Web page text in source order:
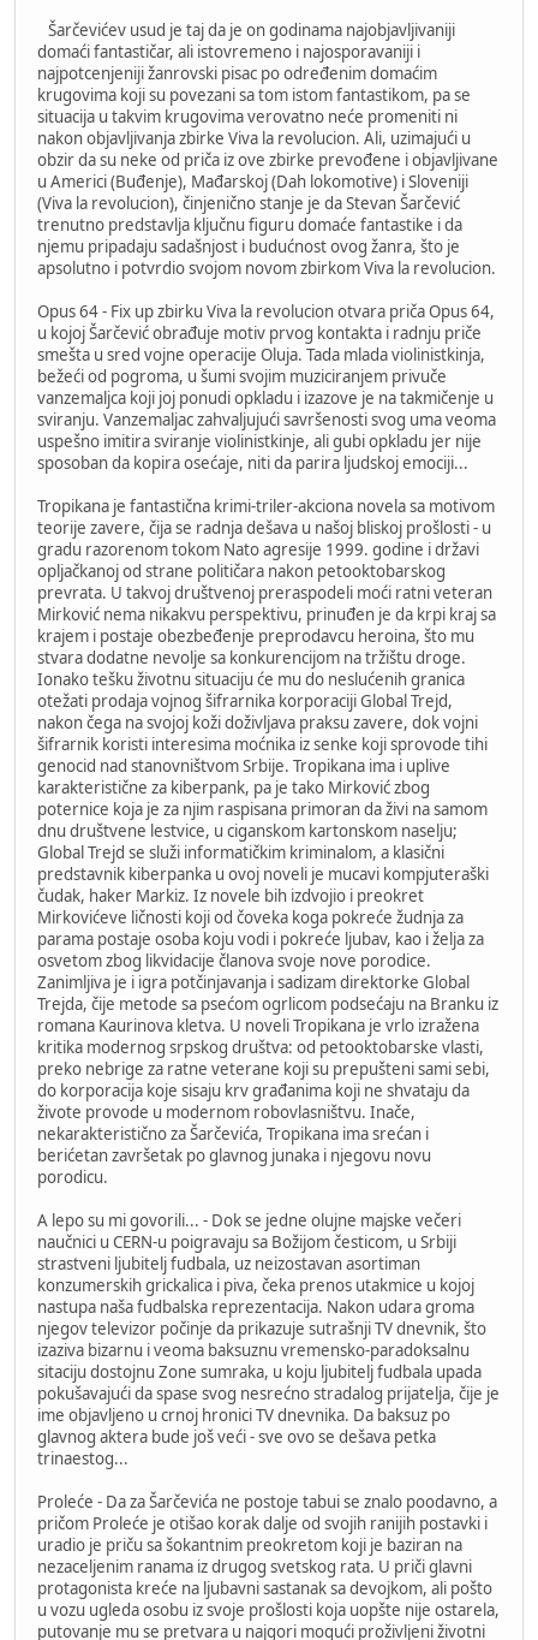
Šarčevićev usud je taj da je on godinama najobjavljivaniji
domaći fantastičar, ali istovremeno i najosporavaniji i
najpotcenjeniji žanrovski pisac po određenim domaćim
krugovima koji su povezani sa tom istom fantastikom, pa se
situacija u takvim krugovima verovatno neće promeniti ni
nakon objavljivanja zbirke Viva la revolucion. Ali, uzimajući u
obzir da su neke od priča iz ove zbirke prevođene i objavljivane
u Americi (Buđenje), Mađarskoj (Dah lokomotive) i Sloveniji
(Viva la revolucion), činjenično stanje je da Stevan Šarčević
trenutno predstavlja ključnu figuru domaće fantastike i da
njemu pripadaju sadašnjost i budućnost ovog žanra, što je
apsolutno i potvrdio svojom novom zbirkom Viva la revolucion.
Opus 64 - Fix up zbirku Viva la revolucion otvara priča Opus 64,
u kojoj Šarčević obrađuje motiv prvog kontakta i radnju priče
smešta u sred vojne operacije Oluja. Tada mlada violinistkinja,
bežeći od pogroma, u šumi svojim muziciranjem privuče
vanzemaljca koji joj ponudi opkladu i izazove je na takmičenje u
sviranju. Vanzemaljac zahvaljujući savršenosti svog uma veoma
uspešno imitira sviranje violinistkinje, ali gubi opkladu jer nije
sposoban da kopira osećaje, niti da parira ljudskoj emociji...
Tropikana je fantastična krimi-triler-akciona novela sa motivom
teorije zavere, čija se radnja dešava u našoj bliskoj prošlosti - u
gradu razorenom tokom Nato agresije 1999. godine i državi
opljačkanoj od strane političara nakon petooktobarskog
prevrata. U takvoj društvenoj preraspodeli moći ratni veteran
Mirković nema nikakvu perspektivu, prinuđen je da krpi kraj sa
krajem i postaje obezbeđenje preprodavcu heroina, što mu
stvara dodatne nevolje sa konkurencijom na tržištu droge.
Ionako tešku životnu situaciju će mu do neslućenih granica
otežati prodaja vojnog šifrarnika korporaciji Global Trejd,
nakon čega na svojoj koži doživljava praksu zavere, dok vojni
šifrarnik koristi interesima moćnika iz senke koji sprovode tihi
genocid nad stanovništvom Srbije. Tropikana ima i uplive
karakteristične za kiberpank, pa je tako Mirković zbog
poternice koja je za njim raspisana primoran da živi na samom
dnu društvene lestvice, u ciganskom kartonskom naselju;
Global Trejd se služi informatičkim kriminalom, a klasični
predstavnik kiberpanka u ovoj noveli je mucavi kompjuteraški
čudak, haker Markiz. Iz novele bih izdvojio i preokret
Mirkovićeve ličnosti koji od čoveka koga pokreće žudnja za
parama postaje osoba koju vodi i pokreće ljubav, kao i želja za
osvetom zbog likvidacije članova svoje nove porodice.
Zanimljiva je i igra potčinjavanja i sadizam direktorke Global
Trejda, čije metode sa psećom ogrlicom podsećaju na Branku iz
romana Kaurinova kletva. U noveli Tropikana je vrlo izražena
kritika modernog srpskog društva: od petooktobarske vlasti,
preko nebrige za ratne veterane koji su prepušteni sami sebi,
do korporacija koje sisaju krv građanima koji ne shvataju da
živote provode u modernom robovlasništvu. Inače,
nekarakteristično za Šarčevića, Tropikana ima srećan i
berićetan završetak po glavnog junaka i njegovu novu
porodicu.
A lepo su mi govorili... - Dok se jedne olujne majske večeri
naučnici u CERN-u poigravaju sa Božijom česticom, u Srbiji
strastveni ljubitelj fudbala, uz neizostavan asortiman
konzumerskih grickalica i piva, čeka prenos utakmice u kojoj
nastupa naša fudbalska reprezentacija. Nakon udara groma
njegov televizor počinje da prikazuje sutrašnji TV dnevnik, što
izaziva bizarnu i veoma baksuznu vremensko-paradoksalnu
sitaciju dostojnu Zone sumraka, u koju ljubitelj fudbala upada
pokušavajući da spase svog nesrećno stradalog prijatelja, čije je
ime objavljeno u crnoj hronici TV dnevnika. Da baksuz po
glavnog aktera bude još veći - sve ovo se dešava petka
trinaestog...
Proleće - Da za Šarčevića ne postoje tabui se znalo poodavno, a
pričom Proleće je otišao korak dalje od svojih ranijih postavki i
uradio je priču sa šokantnim preokretom koji je baziran na
nezaceljenim ranama iz drugog svetskog rata. U priči glavni
protagonista kreće na ljubavni sastanak sa devojkom, ali pošto
u vozu ugleda osobu iz svoje prošlosti koja uopšte nije ostarela,
putovanje mu se pretvara u najgori mogući proživljeni životni